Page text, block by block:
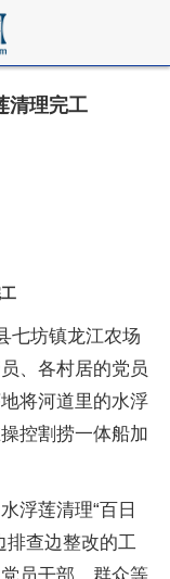
清理完工
七坊镇龙江农场
、各村居的党员
将河道里的水浮
控割捞一体船加
浮莲清理“百日
排查边整改的工